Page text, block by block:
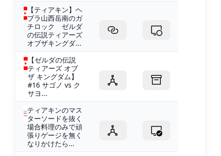
【ティアキン】ヘ
ブラ山西岳南のガ
チロック ゼルダ
の伝説ティアーズ
オブザキングダ...
【ゼルダの伝説
ティアーズ オブ
ザ キングダム】
#16 サゴノ vs ク
サヨ...
ティアキンのマス
ターソードを抜く
場合料理のみで頑
張りゲージを無く
なりかけたら...